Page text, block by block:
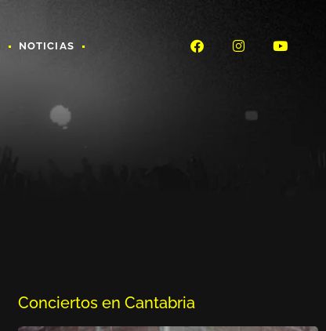
NOTICIAS
Conciertos en Cantabria